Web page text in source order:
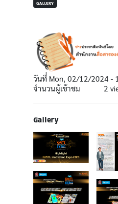
GALLERY
วันที่ Mon, 02/12/2024 -
จำนวนผู้เข้าชม
2
Gallery